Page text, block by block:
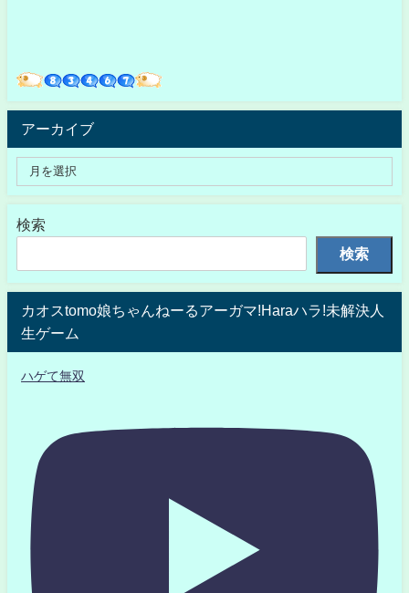
アーカイブ
検索
検索
カオスtomo娘ちゃんねーるアーガマ!Haraハラ!未解決人
生ゲーム
ハゲて無双